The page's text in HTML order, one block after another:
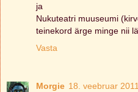
ja
Nukuteatri muuseumi
teinekord ärge minge nii
Vasta
Morgie 18. veebruar